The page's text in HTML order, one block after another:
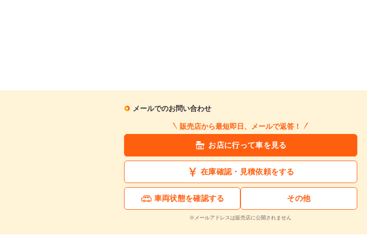
メールでのお問い合わせ
販売店から最短即日、メールで返答！
お店に行って車を見る
在庫確認・見積依頼をする
車両状態を確認する その他
※メールアドレスは販売店に公開されません